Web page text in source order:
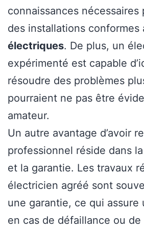
connaissances
des installations conformes
électriques. De plus, un
expérimenté est capable
résoudre des problèmes
pourraient ne pas être
amateur.
Un autre avantage d’avoir
professionnel réside dans
et la garantie. Les travaux
électricien agréé sont
une garantie, ce qui assure
en cas de défaillance ou de